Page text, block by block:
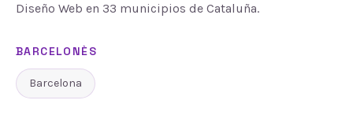
Diseño Web en 33 municipios de Cataluña.
BARCELONÈS
Barcelona